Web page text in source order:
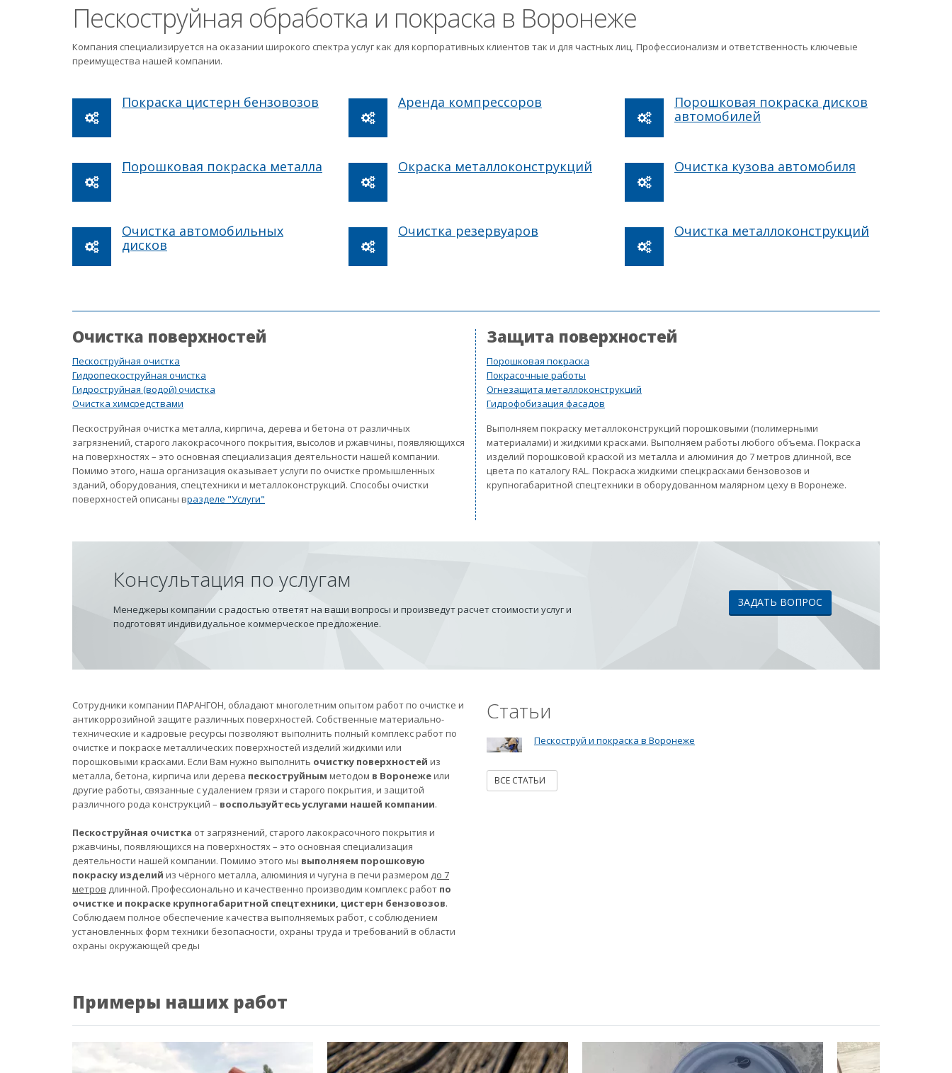
Пескоструйная обработка и покраска в Воронеже
Компания специализируется на оказании широкого спектра услуг как для корпоративных клиентов так и для частных лиц. Профессионализм и ответственность ключевые
преимущества нашей компании.
Покраска цистерн бензовозов Аренда компрессоров
Порошковая покраска дисков
автомобилей
Порошковая покраска металла Окраска металлоконструкций Очистка кузова автомобиля
Очистка автомобильных
дисков
Очистка резервуаров Очистка металлоконструкций
Очистка поверхностей
Пескоструйная очистка
Гидропескоструйная очистка
Гидроструйная (водой) очистка
Очистка химсредствами
Пескоструйная очистка металла, кирпича, дерева и бетона от различных
загрязнений, старого лакокрасочного покрытия, высолов и ржавчины, появляющихся
на поверхностях – это основная специализация деятельности нашей компании.
Помимо этого, наша организация оказывает услуги по очистке промышленных
зданий, оборудования, спецтехники и металлоконструкций. Способы очистки
поверхностей описаны вразделе "Услуги"
Защита поверхностей
Порошковая покраска
Покрасочные работы
Огнезащита металлоконструкций
Гидрофобизация фасадов
Выполняем покраску металлоконструкций порошковыми (полимерными
материалами) и жидкими красками. Выполняем работы любого объема. Покраска
изделий порошковой краской из металла и алюминия до 7 метров длинной, все
цвета по каталогу RAL. Покраска жидкими спецкрасками бензовозов и
крупногабаритной спецтехники в оборудованном малярном цеху в Воронеже.
Консультация по услугам
Менеджеры компании с радостью ответят на ваши вопросы и произведут расчет стоимости услуг и
подготовят индивидуальное коммерческое предложение.
ЗАДАТЬ ВОПРОС
Сотрудники компании ПАРАНГОН, обладают многолетним опытом работ по очистке и
антикоррозийной защите различных поверхностей. Собственные материально-
технические и кадровые ресурсы позволяют выполнить полный комплекс работ по
очистке и покраске металлических поверхностей изделий жидкими или
порошковыми красками. Если Вам нужно выполнить очистку поверхностей из
металла, бетона, кирпича или дерева пескоструйным методом в Воронежеили
другие работы, связанные с удалением грязи и старого покрытия, и защитой
различного рода конструкций – воспользуйтесь услугами нашей компании.
Пескоструйная очистка от загрязнений, старого лакокрасочного покрытия и
ржавчины, появляющихся на поверхностях – это основная специализация
деятельности нашей компании. Помимо этого мы выполняем порошковую
покраску изделий из чёрного металла, алюминия и чугуна в печи размером до 7
метров длинной. Профессионально и качественно производим комплекс работ по
очистке и покраске крупногабаритной спецтехники, цистерн бензовозов.
Соблюдаем полное обеспечение качества выполняемых работ, с соблюдением
установленных форм техники безопасности, охраны труда и требований в области
охраны окружающей среды
Статьи
Пескоструй и покраска в Воронеже
ВСЕ СТАТЬИ
Примеры наших работ